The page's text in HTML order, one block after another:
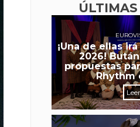
¡Una de ellas
2026!
propuestas
Rhythm